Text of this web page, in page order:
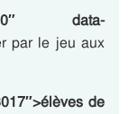
data-
par le jeu aux
de